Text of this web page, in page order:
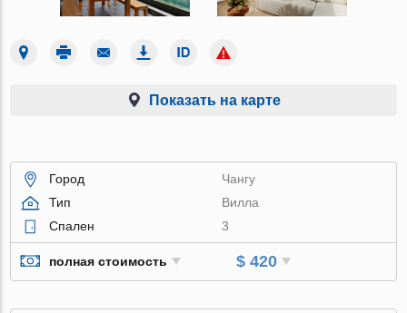
Показать на карте
Город
Чангу
Тип
Вилла
Спален
3
полная стоимость $ 420